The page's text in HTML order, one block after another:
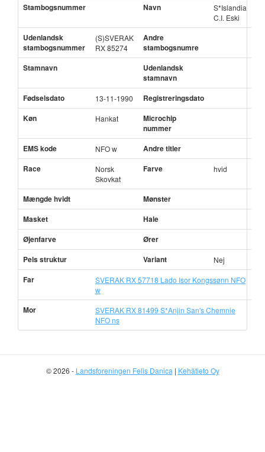
Stambogsnummer Navn
S*Islandia
C.I. Eski
Udenlandsk
stambogsnummer
(S)SVERAK
RX 85274
Andre
stambogsnumre
Stamnavn
Udenlandsk
stamnavn
Fødselsdato
13-11-1990
Registreringsdato
Køn
Hankat
Microchip
nummer
EMS kode
NFO w
Andre titler
Race
Norsk
Skovkat
Farve hvid
Mængde hvidt
Mønster
Masket
Hale
Øjenfarve
Ører
Pels struktur
Variant Nej
Far
SVERAK RX 57718 Lado Isor Kongssønn NFO
w
Mor
SVERAK RX 81499 S*Anjin San's Chemnie
NFO ns
© 2026 - Landsforeningen Felis Danica | Kehätieto Oy